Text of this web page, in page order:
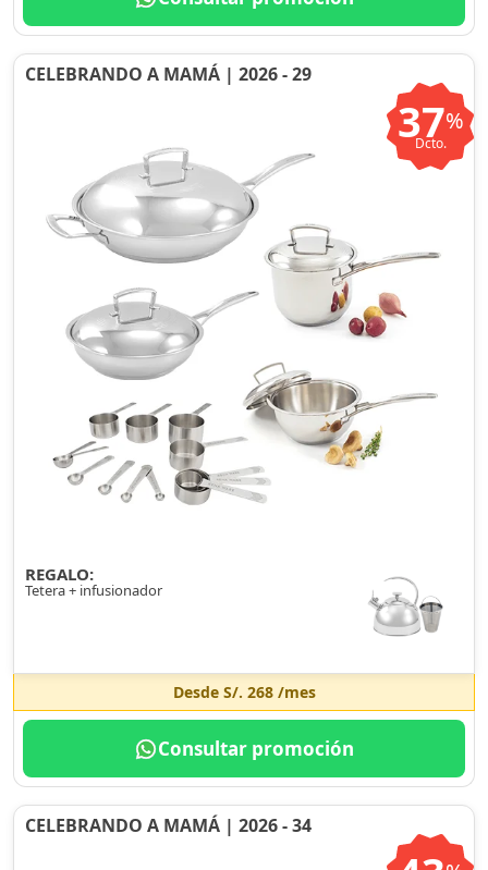
CELEBRANDO A MAMÁ | 2026 - 29
37%
Dcto.
REGALO:
Tetera + infusionador
Desde S/. 268/mes
Consultar promoción
CELEBRANDO A MAMÁ | 2026 - 34